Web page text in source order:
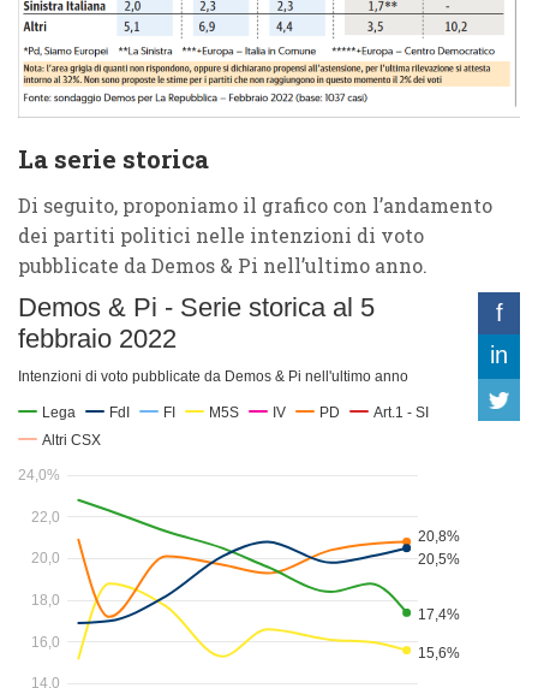
La serie storica
Di seguito, proponiamo il grafico con l’andamento
dei partiti politici nelle intenzioni di voto
pubblicate da Demos & Pi nell’ultimo anno.